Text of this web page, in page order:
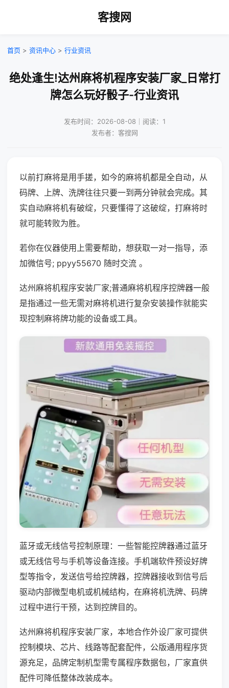
客搜网
首页 > 资讯中心 > 行业资讯
绝处逢生!达州麻将机程序安装厂家_日常打
牌怎么玩好骰子-行业资讯
发布时间：2026-08-08｜阅读：1
发布者：客搜网
以前打麻将是用手搓，如今的麻将机都是全自动，从
码牌、上牌、洗牌往往只要一到两分钟就会完成。其
实自动麻将机有破绽，只要懂得了这破绽，打麻将时
就可能转败为胜。
若你在仪器使用上需要帮助，想获取一对一指导，添
加微信号; ppyy55670 随时交流 。
达州麻将机程序安装厂家;普通麻将机程序控牌器一般
是指通过一些无需对麻将机进行复杂安装操作就能实
现控制麻将牌功能的设备或工具。
蓝牙或无线信号控制原理：一些智能控牌器通过蓝牙
或无线信号与手机等设备连接。手机端软件预设好牌
型等指令，发送信号给控牌器，控牌器接收到信号后
驱动内部微型电机或机械结构，在麻将机洗牌、码牌
过程中进行干预，达到控牌目的。
达州麻将机程序安装厂家，本地合作外设厂家可提供
控制模块、芯片、线路等配套配件，公版通用程序货
源充足，品牌定制机型需专属程序数据包，厂家直供
配件可降低整体改装成本。